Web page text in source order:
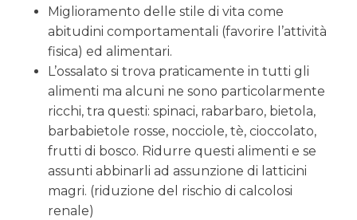
Miglioramento delle stile di vita come
abitudini comportamentali (favorire l’attività
fisica) ed alimentari.
L’ossalato si trova praticamente in tutti gli
alimenti ma alcuni ne sono particolarmente
ricchi, tra questi: spinaci, rabarbaro, bietola,
barbabietole rosse, nocciole, tè, cioccolato,
frutti di bosco. Ridurre questi alimenti e se
assunti abbinarli ad assunzione di latticini
magri. (riduzione del rischio di calcolosi
renale)